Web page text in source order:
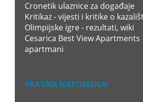
Cronetik ulaznice za događaje
Kritikaz - vijesti i kritike o
Olimpijske igre - rezultati, wiki
Cesarica Best View Apartments
apartmani
PRAVNA NAPOMENA!